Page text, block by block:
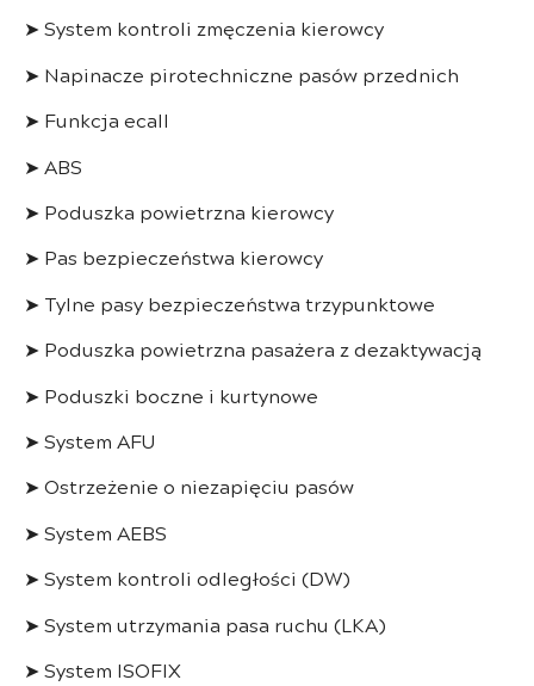
➤ System kontroli zmęczenia kierowcy
➤ Napinacze pirotechniczne pasów przednich
➤ Funkcja ecall
➤ ABS
➤ Poduszka powietrzna kierowcy
➤ Pas bezpieczeństwa kierowcy
➤ Tylne pasy bezpieczeństwa trzypunktowe
➤ Poduszka powietrzna pasażera z dezaktywacją
➤ Poduszki boczne i kurtynowe
➤ System AFU
➤ Ostrzeżenie o niezapięciu pasów
➤ System AEBS
➤ System kontroli odległości (DW)
➤ System utrzymania pasa ruchu (LKA)
➤ System ISOFIX